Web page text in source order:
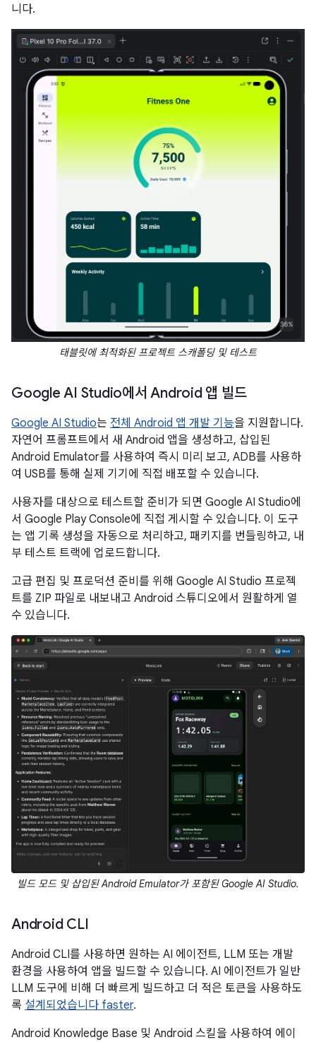
니다.
태블릿에 최적화된 프로젝트 스캐폴딩 및 테스트
Google AI Studio에서 Android 앱 빌드
Google AI Studio는 전체 Android 앱 개발 기능을 지원합니다.
자연어 프롬프트에서 새 Android 앱을 생성하고, 삽입된
Android Emulator를 사용하여 즉시 미리 보고, ADB를 사용하
여 USB를 통해 실제 기기에 직접 배포할 수 있습니다.
사용자를 대상으로 테스트할 준비가 되면 Google AI Studio에
서 Google Play Console에 직접 게시할 수 있습니다. 이 도구
는 앱 기록 생성을 자동으로 처리하고, 패키지를 번들링하고, 내
부 테스트 트랙에 업로드합니다.
고급 편집 및 프로덕션 준비를 위해 Google AI Studio 프로젝
트를 ZIP 파일로 내보내고 Android 스튜디오에서 원활하게 열
수 있습니다.
빌드 모드 및 삽입된 Android Emulator가 포함된 Google AI Studio.
Android CLI
Android CLI를 사용하면 원하는 AI 에이전트, LLM 또는 개발
환경을 사용하여 앱을 빌드할 수 있습니다. AI 에이전트가 일반
LLM 도구에 비해 더 빠르게 빌드하고 더 적은 토큰을 사용하도
록 설계되었습니다 faster.
Android Knowledge Base 및 Android 스킬을 사용하여 에이